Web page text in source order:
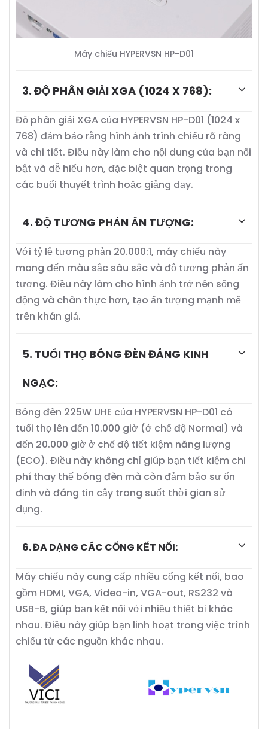
Máy chiếu HYPERVSN HP-D01
3. ĐỘ PHÂN GIẢI XGA (1024 X 768):
Độ phân giải XGA của HYPERVSN HP-D01 (1024 x
768) đảm bảo rằng hình ảnh trình chiếu rõ ràng
và chi tiết. Điều này làm cho nội dung của bạn nổi
bật và dễ hiểu hơn, đặc biệt quan trọng trong
các buổi thuyết trình hoặc giảng dạy.
4. ĐỘ TƯƠNG PHẢN ẤN TƯỢNG:
Với tỷ lệ tương phản 20.000:1, máy chiếu này
mang đến màu sắc sâu sắc và độ tương phản ấn
tượng. Điều này làm cho hình ảnh trở nên sống
động và chân thực hơn, tạo ấn tượng mạnh mẽ
trên khán giả.
5. TUỔI THỌ BÓNG ĐÈN ĐÁNG KINH
NGẠC:
Bóng đèn 225W UHE của HYPERVSN HP-D01 có
tuổi thọ lên đến 10.000 giờ (ở chế độ Normal) và
đến 20.000 giờ ở chế độ tiết kiệm năng lượng
(ECO). Điều này không chỉ giúp bạn tiết kiệm chi
phí thay thế bóng đèn mà còn đảm bảo sự ổn
định và đáng tin cậy trong suốt thời gian sử
dụng.
6. ĐA DẠNG CÁC CỔNG KẾT NỐI:
Máy chiếu này cung cấp nhiều cổng kết nối, bao
gồm HDMI, VGA, Video-in, VGA-out, RS232 và
USB-B, giúp bạn kết nối với nhiều thiết bị khác
nhau. Điều này giúp bạn linh hoạt trong việc trình
chiếu từ các nguồn khác nhau.